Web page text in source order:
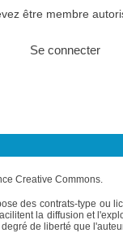
être membre
Se connecter
Creative Commons.
des contrats-type
la diffusion et
de liberté que